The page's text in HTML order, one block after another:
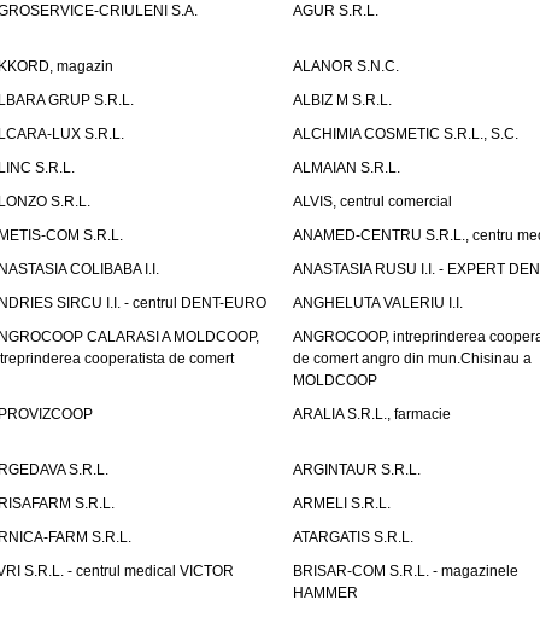
CRIULENI S.A.
AGUR S.R.L.
magazin
ALANOR S.N.C.
GRUP S.R.L.
ALBIZ M S.R.L.
LUX S.R.L.
ALCHIMIA COSMETIC S.R.L., S.C.
S.R.L.
ALMAIAN S.R.L.
S.R.L.
ALVIS, centrul comercial
COM S.R.L.
ANAMED-CENTRU S.R.L., centru
COLIBABA I.I.
ANASTASIA RUSU I.I. - EXPERT
SIRCU I.I. - centrul DENT-EURO
ANGHELUTA VALERIU I.I.
CALARASI A MOLDCOOP,
cooperatista de comert
ANGROCOOP, intreprinderea
de comert angro din mun.Chisinau a
MOLDCOOP
ARALIA S.R.L., farmacie
S.R.L.
ARGINTAUR S.R.L.
S.R.L.
ARMELI S.R.L.
FARM S.R.L.
ATARGATIS S.R.L.
S.R.L. - centrul medical VICTOR
BRISAR-COM S.R.L. - magazinele
HAMMER